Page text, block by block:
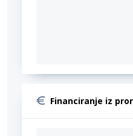
Financiranje iz